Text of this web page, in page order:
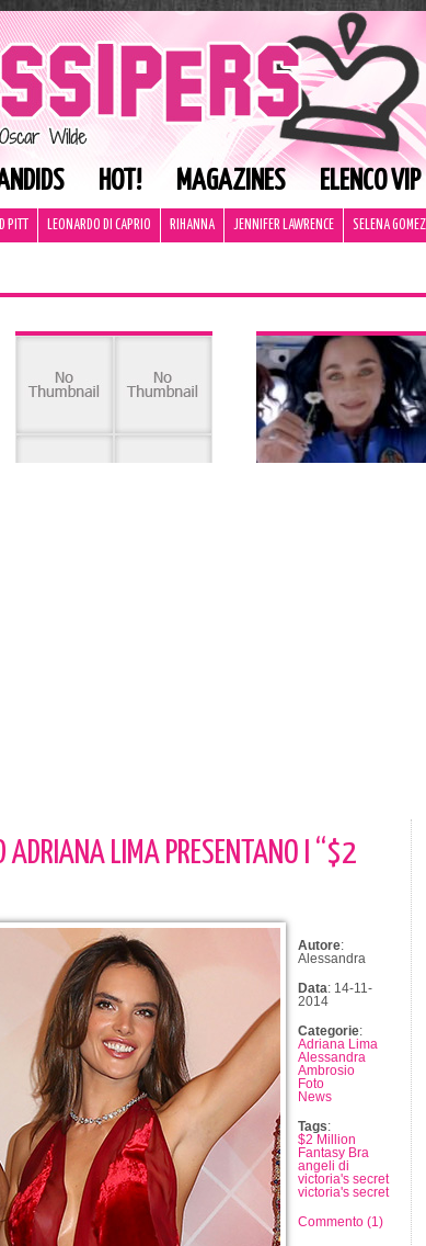
HOT! MAGAZINES ELENCO VIP
PITT LEONARDO DI CAPRIO RIHANNA JENNIFER LAWRENCE SELENA GOMEZ
ADRIANA LIMA PRESENTANO I “$2
Autore:
Alessandra
Data: 14-11-
2014
Categorie:
Adriana Lima
Alessandra
Ambrosio
Foto
News
Tags:
$2 Million
Fantasy Bra
angeli di
victoria's secret
victoria's secret
Commento (1)